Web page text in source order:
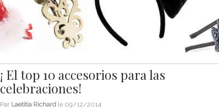
¡ El top 10 accesorios para las
celebraciones!
Par Laetitia Richard le 09/12/2014